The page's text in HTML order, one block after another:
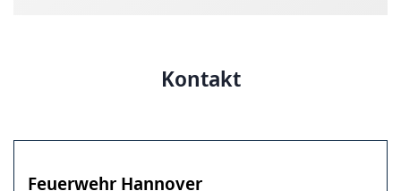
Kontakt
Feuerwehr Hannover